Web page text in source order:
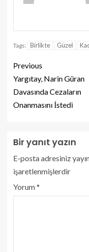
Tags: Birlikte Güzel
Previous
Yargıtay, Narin Güran
Davasında Cezaların
Onanmasını İstedi
Bir yanıt yazın
E-posta adresiniz
işaretlenmişlerdir
Yorum*